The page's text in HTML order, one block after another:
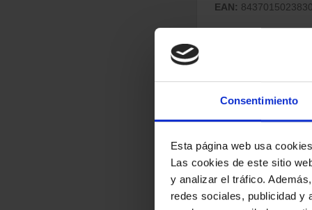
Consentimiento
Esta página web usa cookies
Las cookies de este sitio
y analizar el tráfico.
redes sociales, publicidad y
EAN: 8437015023830
Ergonomía
Fácil de limpiar:Sí,